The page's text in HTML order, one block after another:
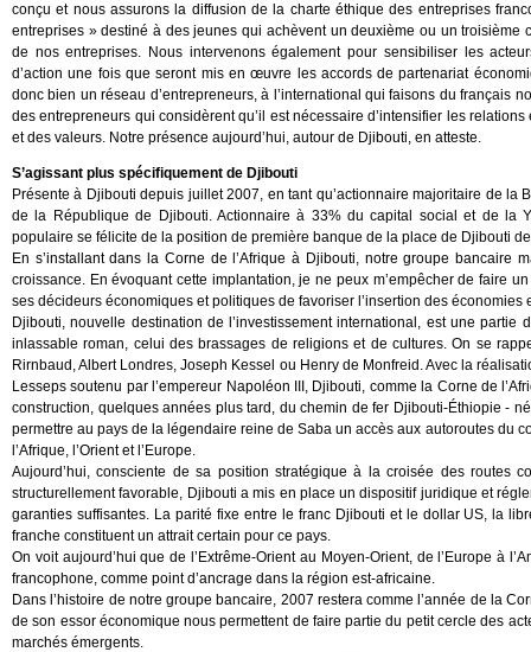
conçu et nous assurons la diffusion de la charte éthique des entreprises
entreprises » destiné à des jeunes qui achèvent un deuxième ou un troisième
de nos entreprises. Nous intervenons également pour sensibiliser les
d’action une fois que seront mis en œuvre les accords de partenariat
donc bien un réseau d’entrepreneurs, à l’international qui faisons du français
des entrepreneurs qui considèrent qu’il est nécessaire d’intensifier les
et des valeurs. Notre présence aujourd’hui, autour de Djibouti, en atteste.
S’agissant plus spécifiquement de Djibouti
Présente à Djibouti depuis juillet 2007, en tant qu’actionnaire majoritaire de la
de la République de Djibouti. Actionnaire à 33% du capital social et de la
populaire se félicite de la position de première banque de la place de Djibouti
En s’installant dans la Corne de l’Afrique à Djibouti, notre groupe
croissance. En évoquant cette implantation, je ne peux m’empêcher de faire
ses décideurs économiques et politiques de favoriser l’insertion des
Djibouti, nouvelle destination de l’investissement international, est une
inlassable roman, celui des brassages de religions et de cultures. On se
Rirnbaud, Albert Londres, Joseph Kessel ou Henry de Monfreid. Avec la
Lesseps soutenu par l’empereur Napoléon III, Djibouti, comme la Corne de
construction, quelques années plus tard, du chemin de fer Djibouti-Éthiopie -
permettre au pays de la légendaire reine de Saba un accès aux autoroutes du
l’Afrique, l’Orient et l’Europe.
Aujourd’hui, consciente de sa position stratégique à la croisée des routes
structurellement favorable, Djibouti a mis en place un dispositif juridique et
garanties suffisantes. La parité fixe entre le franc Djibouti et le dollar US, la
franche constituent un attrait certain pour ce pays.
On voit aujourd’hui que de l’Extrême-Orient au Moyen-Orient, de l’Europe à
francophone, comme point d’ancrage dans la région est-africaine.
Dans l’histoire de notre groupe bancaire, 2007 restera comme l’année de la
de son essor économique nous permettent de faire partie du petit cercle des
marchés émergents.